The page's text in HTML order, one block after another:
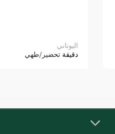
اليوناني
دقيقة تحضير/طهي